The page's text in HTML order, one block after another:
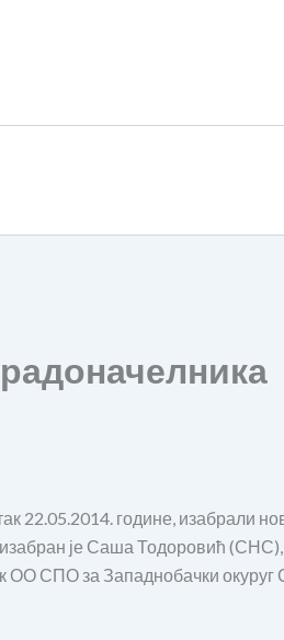
22.05.2014. године, изабрали
је Саша Тодоровић (СНС),
ОО СПО за Западнобачки